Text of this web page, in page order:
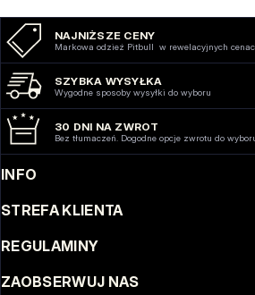
NAJNIŻSZE CENY
Markowa odzież Pitbull w rewelacyjnych
SZYBKA WYSYŁKA
Wygodne sposoby wysyłki do wyboru
30 DNI NA ZWROT
Bez tłumaczeń. Dogodne opcje zwrotu do
INFO
STREFA KLIENTA
REGULAMINY
ZAOBSERWUJ NAS